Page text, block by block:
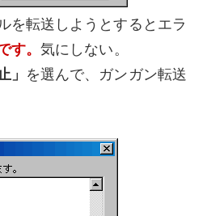
を転送しようとするとエラ
す。気にしない。
」 を選んで、ガンガン転送